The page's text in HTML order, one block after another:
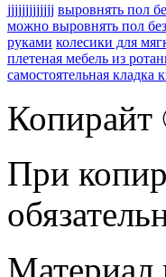
jjjjjjjjjjjjj выровнять пол
можно выровнять пол
руками колесики для
плетеная мебель из
самостоятельная кладка
Копирайт
При
Материал